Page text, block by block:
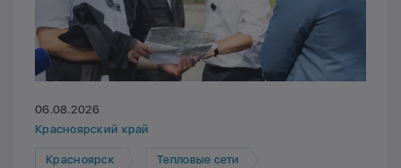
06.08.2026
Красноярский край
Красноярск Тепловые сети